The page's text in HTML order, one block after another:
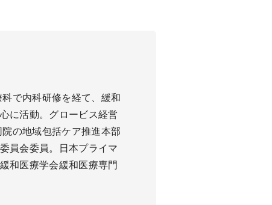
で内科研修を経て、緩和
に活動。グロービス経営
の地域包括ケア推進本部
員会委員。日本プライマ
和医療学会緩和医療専門